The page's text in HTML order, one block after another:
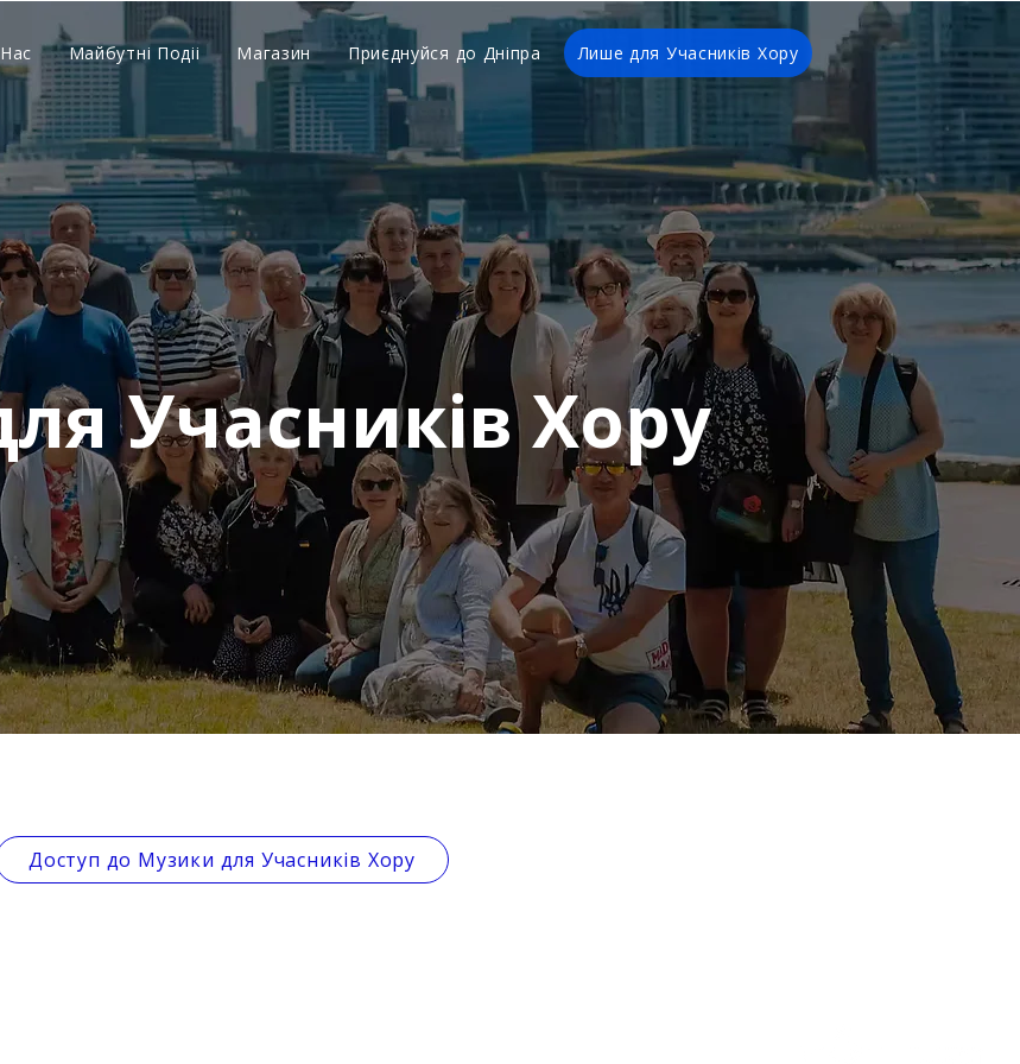
Майбутні Подіі Магазин Приєднуйся до Дніпра Лише для Учасників Хору
Учасників Хору
Доступ до Музики для Учасників Хору